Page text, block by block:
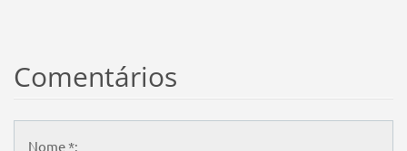
Comentários
Nome *: